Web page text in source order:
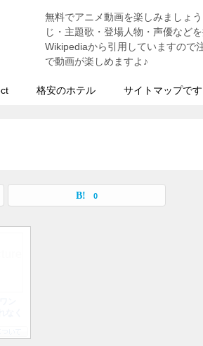
無料でアニメ動画を楽しみましょ
じ・主題歌・登場人物・声優など
Wikipediaから引用していますので
で動画が楽しめますよ♪
格安のホテル サイトマップです
0